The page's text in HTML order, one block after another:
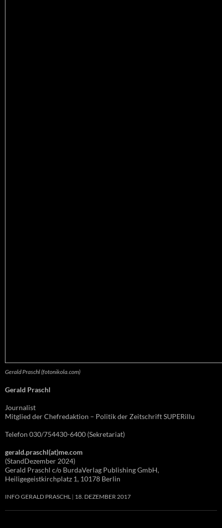
Gerald Praschl (fotonikola.com)
Gerald Praschl
Journalist
Mitglied der Chefredaktion – Politik der Zeitschrift SUPERillu
Telefon 030/754430-6400 (Sekretariat)
gerald.praschl(at)me.com
(StandDezember 2024)
Gerald Praschl c/o BurdaVerlag Publishing GmbH,
Heiligegeistkirchplatz 1, 10178 Berlin
INFO GERALD PRASCHL 18. DEZEMBER 2017